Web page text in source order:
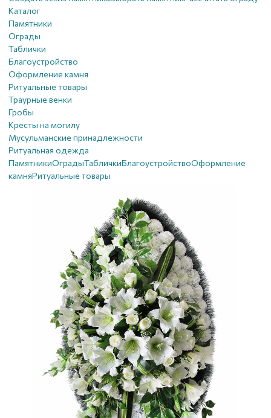
Каталог
Памятники
Ограды
Таблички
Благоустройствo
Оформление камня
Ритуальные товары
Траурные венки
Гробы
Кресты на могилу
Мусульманские принадлежности
Ритуальная одежда
ПамятникиОградыТабличкиБлагоустройствoОформление
камняРитуальные товары